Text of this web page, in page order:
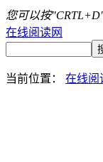
您可以按
在线阅读网
当前位置： 在线阅